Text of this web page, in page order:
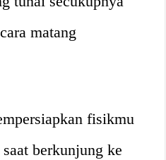
matang
fisikmu
berkunjung ke